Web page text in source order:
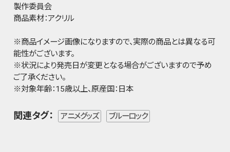
製作委員会
商品素材：アクリル
※商品イメージ画像になりますので、実際の商品とは異なる可
能性がございます。
※状況により発売日が変更となる場合がございますので予め
ご了承ください。
※対象年齢：15歳以上、原産国：日本
関連タグ： アニメグッズ ブルーロック